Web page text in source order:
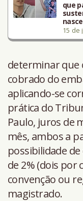
que
15 de
determinar que
cobrado do
aplicando-se
prática do
Paulo, juros de
mês, ambos a
possibilidade
de 2% (dois por
convenção ou
magistrado.